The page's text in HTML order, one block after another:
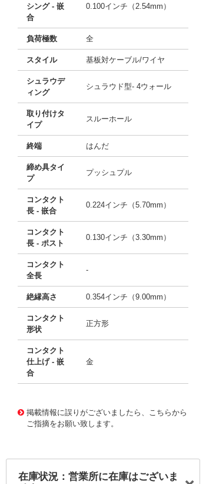
シング - 嵌
合
0.100インチ（2.54mm）
負荷極数 全
スタイル 基板対ケーブル/ワイヤ
シュラウデ
ィング
シュラウド型- 4ウォール
取り付けタ
イプ
スルーホール
終端 はんだ
締め具タイ
プ
プッシュプル
コンタクト
長 - 嵌合
0.224インチ（5.70mm）
コンタクト
長 - ポスト
0.130インチ（3.30mm）
コンタクト
全長
-
絶縁高さ 0.354インチ（9.00mm）
コンタクト
形状
正方形
コンタクト
仕上げ - 嵌
合
金
掲載情報に誤りがございましたら、こちらから
ご指摘をお願い致します。
在庫状況：営業所に在庫はございま